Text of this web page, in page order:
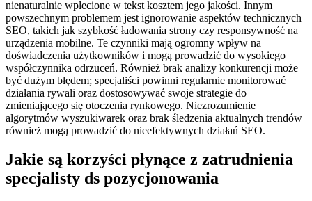
nienaturalnie wplecione w tekst kosztem jego jakości. Innym
powszechnym problemem jest ignorowanie aspektów technicznych
SEO, takich jak szybkość ładowania strony czy responsywność na
urządzenia mobilne. Te czynniki mają ogromny wpływ na
doświadczenia użytkowników i mogą prowadzić do wysokiego
współczynnika odrzuceń. Również brak analizy konkurencji może
być dużym błędem; specjaliści powinni regularnie monitorować
działania rywali oraz dostosowywać swoje strategie do
zmieniającego się otoczenia rynkowego. Niezrozumienie
algorytmów wyszukiwarek oraz brak śledzenia aktualnych trendów
również mogą prowadzić do nieefektywnych działań SEO.
Jakie są korzyści płynące z zatrudnienia
specjalisty ds pozycjonowania